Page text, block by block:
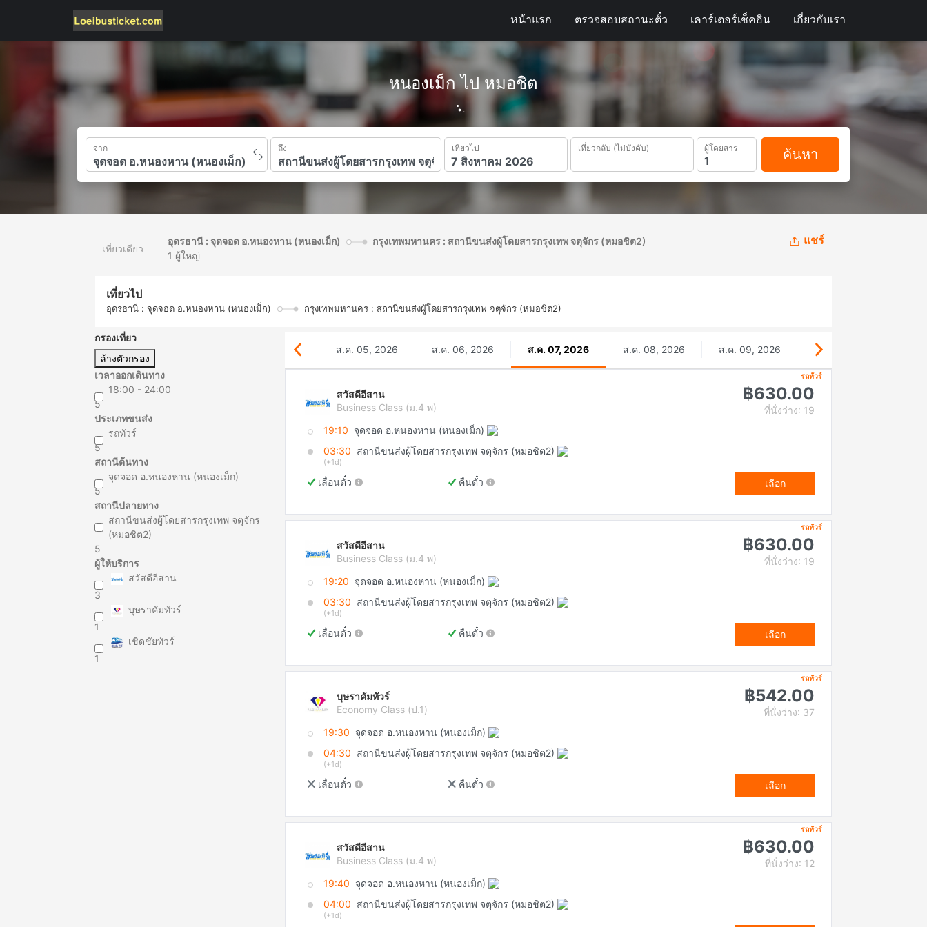
หนองเม็ก ไป หมอชิต
จาก ถึง เที่ยวไป เที่ยวกลับ (ไม่บังคับ) ผู้โดยสาร ค้นหา
หน้าแรก ตรวจสอบสถานะตั๋ว เคาร์เตอร์เช็คอิน เกี่ยวกับเรา
เที่ยวเดียว
อุดรธานี : จุดจอด อ.หนองหาน (หนองเม็ก)
กรุงเทพมหานคร : สถานีขนส่งผู้โดยสารกรุงเทพ จตุจักร (หมอชิต2)
1 ผู้ใหญ่
แชร์
เที่ยวไป
อุดรธานี : จุดจอด อ.หนองหาน (หนองเม็ก) กรุงเทพมหานคร : สถานีขนส่งผู้โดยสารกรุงเทพ จตุจักร (หมอชิต2)
กรองเที่ยว
ล้างตัวกรอง
เวลาออกเดินทาง
18:00 - 24:00
5
ประเภทขนส่ง
รถทัวร์
5
สถานีต้นทาง
จุดจอด อ.หนองหาน (หนองเม็ก)
5
สถานีปลายทาง
สถานีขนส่งผู้โดยสารกรุงเทพ จตุจักร
(หมอชิต2)
5
ผู้ให้บริการ
สวัสดีอีสาน
3
บุษราคัมทัวร์
1
เชิดชัยทัวร์
1
ส.ค. 05, 2026 ส.ค. 06, 2026 ส.ค. 07, 2026 ส.ค. 08, 2026 ส.ค. 09, 2026
รถทัวร์
สวัสดีอีสาน
Business Class (ม.4 พ)
฿630.00
ที่นั่งว่าง: 19
19:10 จุดจอด อ.หนองหาน (หนองเม็ก)
03:30 สถานีขนส่งผู้โดยสารกรุงเทพ จตุจักร (หมอชิต2)
(+1d)
เลื่อนตั๋ว คืนตั๋ว เลือก
รถทัวร์
สวัสดีอีสาน
Business Class (ม.4 พ)
฿630.00
ที่นั่งว่าง: 19
19:20 จุดจอด อ.หนองหาน (หนองเม็ก)
03:30 สถานีขนส่งผู้โดยสารกรุงเทพ จตุจักร (หมอชิต2)
(+1d)
เลื่อนตั๋ว คืนตั๋ว เลือก
รถทัวร์
บุษราคัมทัวร์
Economy Class (ป.1)
฿542.00
ที่นั่งว่าง: 37
19:30 จุดจอด อ.หนองหาน (หนองเม็ก)
04:30 สถานีขนส่งผู้โดยสารกรุงเทพ จตุจักร (หมอชิต2)
(+1d)
เลื่อนตั๋ว คืนตั๋ว เลือก
รถทัวร์
สวัสดีอีสาน
Business Class (ม.4 พ)
฿630.00
ที่นั่งว่าง: 12
19:40 จุดจอด อ.หนองหาน (หนองเม็ก)
04:00 สถานีขนส่งผู้โดยสารกรุงเทพ จตุจักร (หมอชิต2)
(+1d)